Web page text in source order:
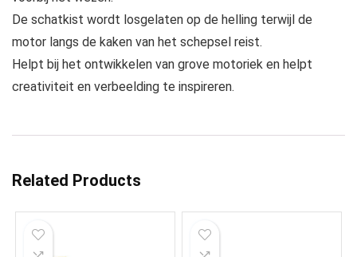
De schatkist wordt losgelaten op de helling terwijl de
motor langs de kaken van het schepsel reist.
Helpt bij het ontwikkelen van grove motoriek en helpt
creativiteit en verbeelding te inspireren.
Related Products